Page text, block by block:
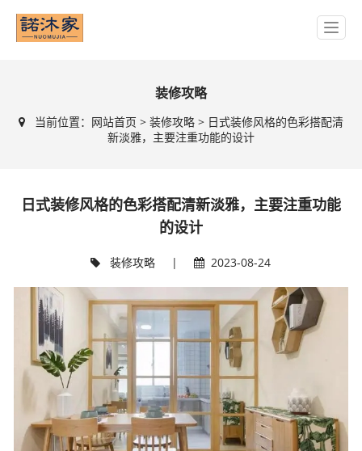
装修攻略
当前位置： 网站首页 > 装修攻略> 日式装修风格的色彩搭配清
新淡雅，主要注重功能的设计
日式装修风格的色彩搭配清新淡雅，主要注重功能
的设计
装修攻略 | 2023-08-24